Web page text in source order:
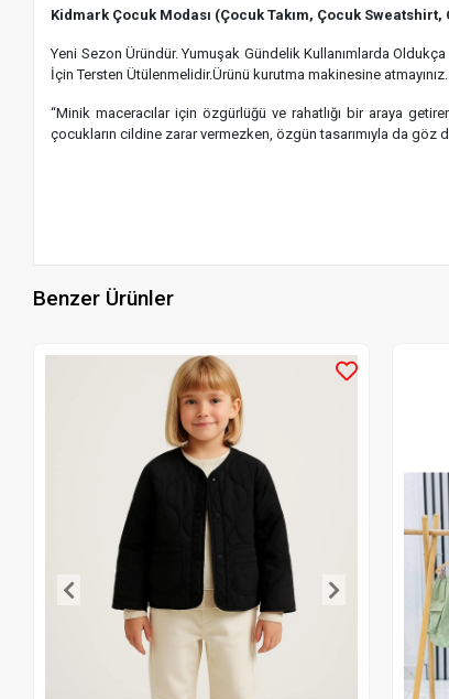
Kidmark Çocuk Modası (Çocuk Takım, Çocuk
Yeni Sezon Üründür. Yumuşak Gündelik Kullanımlarda Oldukça
İçin Tersten Ütülenmelidir.Ürünü kurutma makinesine atmayınız.
“Minik maceracılar için özgürlüğü ve rahatlığı bir araya
çocukların cildine zarar vermezken, özgün tasarımıyla da
Benzer Ürünler